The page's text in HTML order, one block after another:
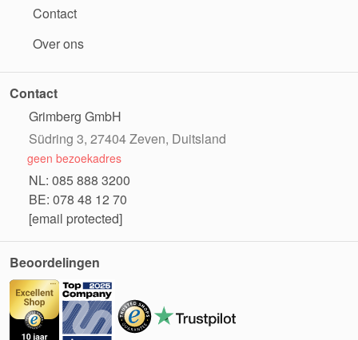
Contact
Over ons
Contact
Grimberg GmbH
Südring 3, 27404 Zeven, Duitsland
geen bezoekadres
NL: 085 888 3200
BE: 078 48 12 70
[email protected]
Beoordelingen